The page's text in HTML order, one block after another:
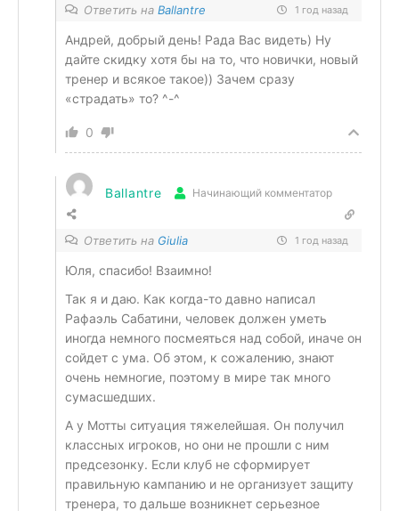
Ответить на Ballantre 1 год назад
Андрей, добрый день! Рада Вас видеть) Ну
дайте скидку хотя бы на то, что новички, новый
тренер и всякое такое)) Зачем сразу
«страдать» то? ^-^
0
Ballantre Начинающий комментатор
Ответить на Giulia 1 год назад
Юля, спасибо! Взаимно!
Так я и даю. Как когда-то давно написал
Рафаэль Сабатини, человек должен уметь
иногда немного посмеяться над собой, иначе он
сойдет с ума. Об этом, к сожалению, знают
очень немногие, поэтому в мире так много
сумасшедших.
А у Мотты ситуация тяжелейшая. Он получил
классных игроков, но они не прошли с ним
предсезонку. Если клуб не сформирует
правильную кампанию и не организует защиту
тренера, то дальше возникнет серьезное